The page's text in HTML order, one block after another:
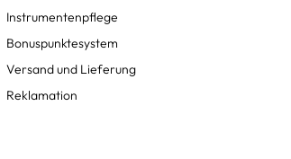
Instrumentenpflege
Bonuspunktesystem
Versand und Lieferung
Reklamation